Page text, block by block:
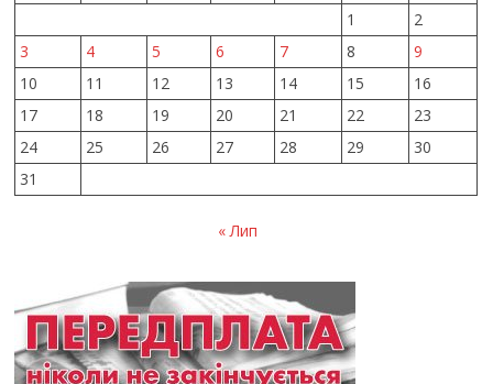
1
2
3
4 5 6 7 8
9
10
11 12 13 14 15
16
17
18 19 20 21 22
23
24
25 26 27 28 29
30
31
« Лип